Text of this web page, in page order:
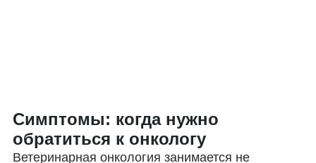
Симптомы: когда нужно
обратиться к онкологу
Ветеринарная онкология занимается не